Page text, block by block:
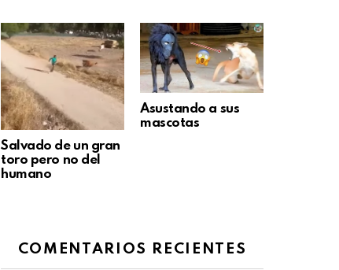
Salvado de un gran
toro pero no del
humano
Asustando a sus
mascotas
COMENTARIOS RECIENTES